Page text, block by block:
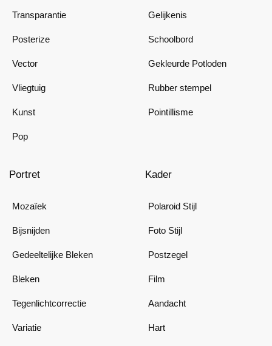
Transparantie
Posterize
Vector
Vliegtuig
Kunst
Pop
Gelijkenis
Schoolbord
Gekleurde Potloden
Rubber stempel
Pointillisme
Portret
Mozaïek
Bijsnijden
Gedeeltelijke Bleken
Bleken
Tegenlichtcorrectie
Variatie
Kader
Polaroid Stijl
Foto Stijl
Postzegel
Film
Aandacht
Hart